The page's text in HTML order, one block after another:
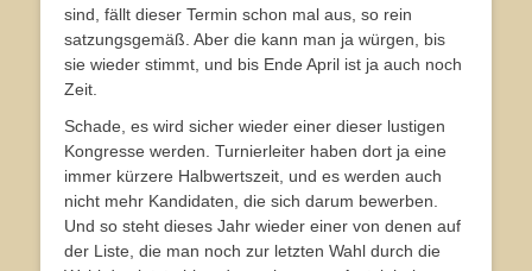
sind, fällt dieser Termin schon mal aus, so rein
satzungsgemäß. Aber die kann man ja würgen, bis
sie wieder stimmt, und bis Ende April ist ja auch noch
Zeit.
Schade, es wird sicher wieder einer dieser lustigen
Kongresse werden. Turnierleiter haben dort ja eine
immer kürzere Halbwertszeit, und es werden auch
nicht mehr Kandidaten, die sich darum bewerben.
Und so steht dieses Jahr wieder einer von denen auf
der Liste, die man noch zur letzten Wahl durch die